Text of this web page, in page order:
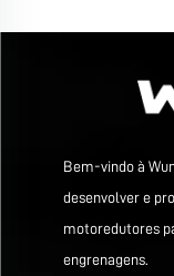
Bem-vindo à
desenvolver e
motoredutores
engrenagens.